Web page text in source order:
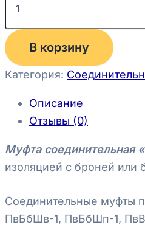
В корзину
Категория:
Описание
Отзывы (0)
Муфта соединительная
изоляцией с броней или
Соединительные муфты
ПвБбШв-1, ПвБбШп-1,